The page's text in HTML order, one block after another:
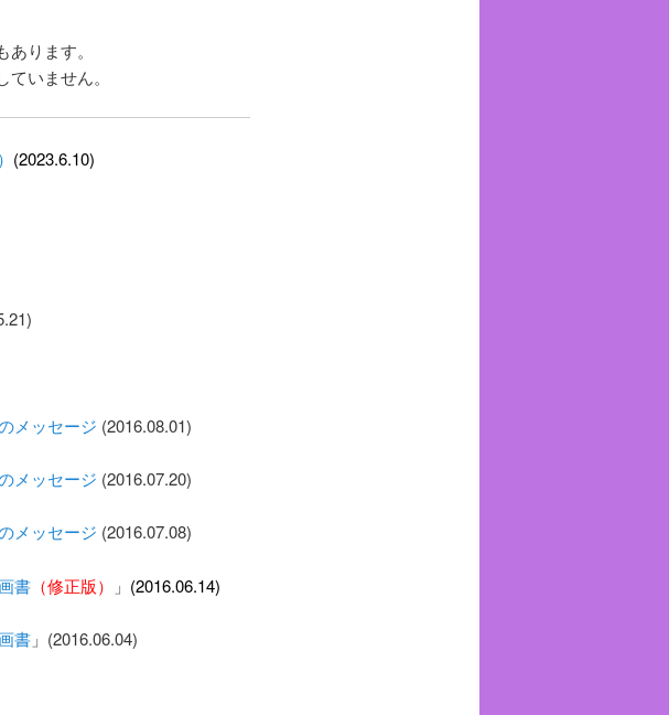
ります。
いません。
(2023.6.10)
メッセージ (2016.08.01)
メッセージ (2016.07.20)
メッセージ (2016.07.08)
書（修正版） 」 (2016.06.14)
書」(2016.06.04)